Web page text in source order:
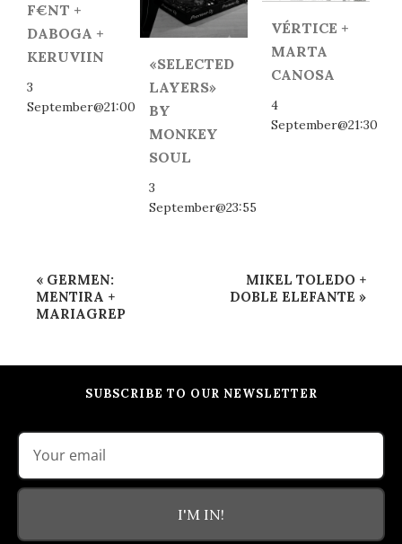
F€NT +
DABOGA +
KERUVIIN
3
September@21:00
«SELECTED
LAYERS»
BY
MONKEY
SOUL
3
September@23:55
VÉRTICE +
MARTA
CANOSA
4
September@21:30
Event
Navigation
« GERMEN:
MENTIRA +
MARIAGREP
MIKEL TOLEDO +
DOBLE ELEFANTE »
SUBSCRIBE TO OUR NEWSLETTER
I'M IN!